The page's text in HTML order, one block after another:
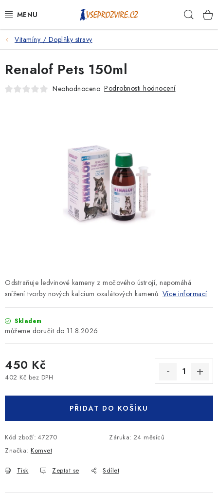
na
PSI
KOČKY
KONĚ
KRÁLÍCI/HLODAVCI/PTÁCI
Podmínky ochrany osobních údajů
Vitamíny / Doplňky stravy
Odstraňuje ledvinové kameny z močového ústrojí, napomáhá
snížení tvorby nových kalcium oxalátových kamenů. Více informací
Skladem
11.8.2026
450 Kč
402 Kč bez DPH
PŘIDAT DO KOŠÍKU
Kód zboží: 47270 Záruka: 24 měsíců
Značka: Komvet
Tisk Zeptat se Sdílet
Renalof Pets 150ml
Neohodnoceno Podrobnosti hodnocení